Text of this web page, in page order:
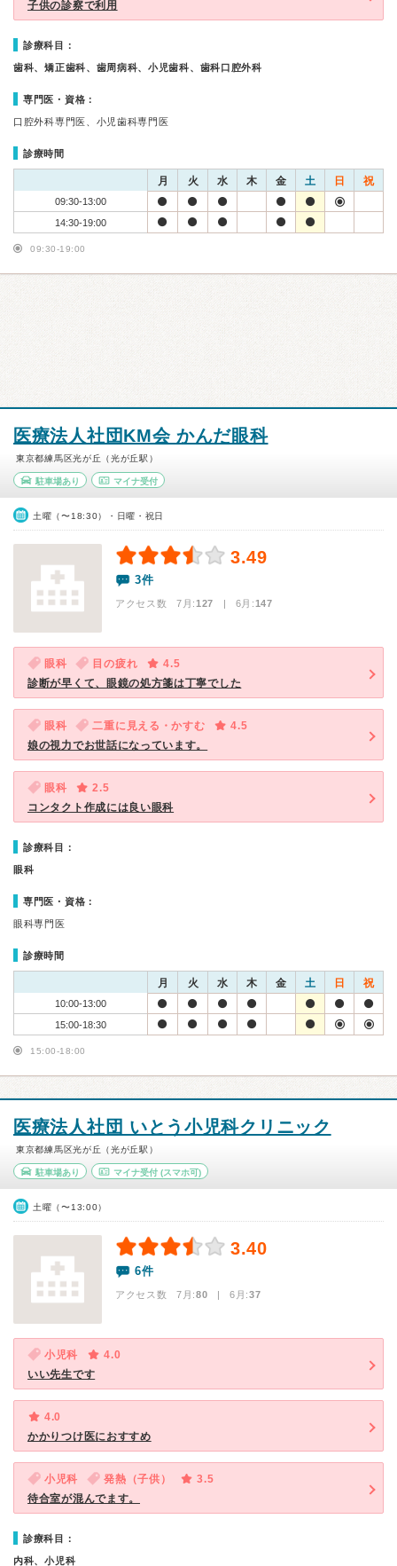
子供の診察で利用
診療科目：
歯科、矯正歯科、歯周病科、小児歯科、歯科口腔外科
専門医・資格：
口腔外科専門医、小児歯科専門医
診療時間
月 火 水 木 金 土 日 祝
09:30-13:00
14:30-19:00
09:30-19:00
医療法人社団KM会 かんだ眼科
東京都練馬区光が丘（光が丘駅）
駐車場あり マイナ受付
土曜（〜18:30）・日曜・祝日
3.49
3件
アクセス数 7月:127 | 6月:147
眼科 目の疲れ
4.5
診断が早くて、眼鏡の処方箋は丁寧でした
眼科 二重に見える・かすむ
4.5
娘の視力でお世話になっています。
眼科
2.5
コンタクト作成には良い眼科
診療科目：
眼科
専門医・資格：
眼科専門医
診療時間
月 火 水 木 金 土 日 祝
10:00-13:00
15:00-18:30
15:00-18:00
医療法人社団 いとう小児科クリニック
東京都練馬区光が丘（光が丘駅）
駐車場あり マイナ受付(スマホ可)
土曜（〜13:00）
3.40
6件
アクセス数 7月:80 | 6月:37
小児科
4.0
いい先生です
4.0
かかりつけ医におすすめ
小児科 発熱（子供）
3.5
待合室が混んでます。
診療科目：
内科、小児科